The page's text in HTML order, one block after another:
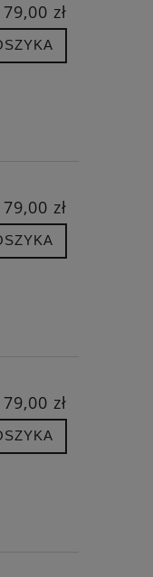
79,00 zł
79,00 zł
79,00 zł